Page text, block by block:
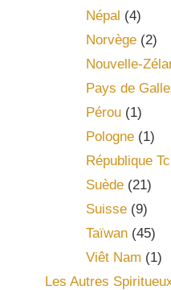
Népal (4)
Norvège(2)
Nouvelle-
Pays de
Pérou(1)
Pologne(1)
République
Suède(21)
Suisse(9)
Taïwan(45)
Viêt Nam (1)
Les Autres